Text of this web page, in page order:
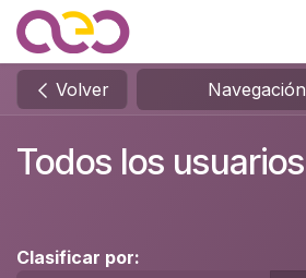
Ir al contenido
Volver Navegación
Todos los usuarios
Clasificar por: